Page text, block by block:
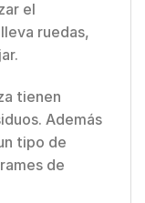
el
ruedas,
tienen
Además
tipo de
de